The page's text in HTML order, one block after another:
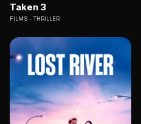
Taken 3
FILMS THRILLER